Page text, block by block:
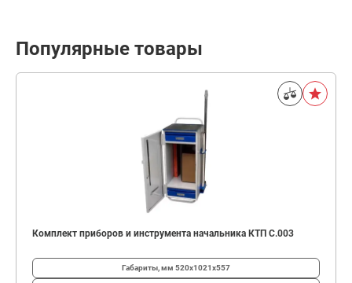
Популярные товары
Комплект приборов и инструмента начальника КТП C.003
Габариты, мм 520х1021х557